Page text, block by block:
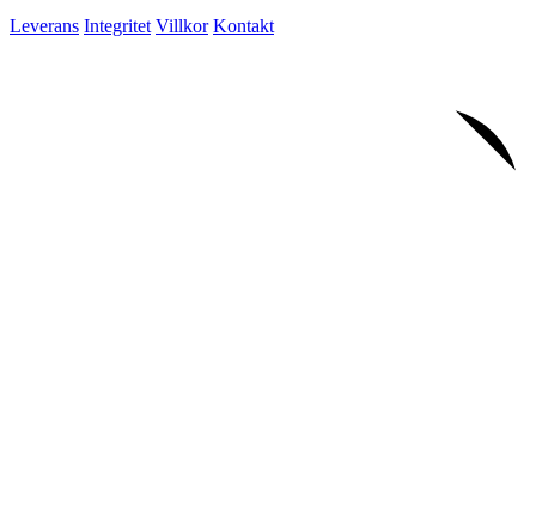
Leverans Integritet Villkor Kontakt